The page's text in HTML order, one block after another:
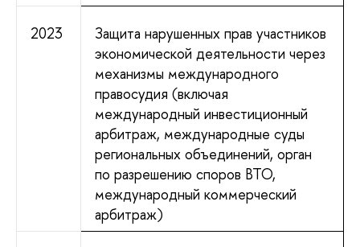
2023
Защита нарушенных прав участников
экономической деятельности через
механизмы международного
правосудия (включая
международный инвестиционный
арбитраж, международные суды
региональных объединений, орган
по разрешению споров ВТО,
международный коммерческий
арбитраж)